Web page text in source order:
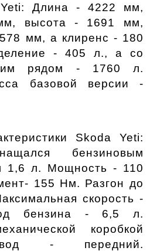
Длина - 4222 мм,
высота - 1691 мм,
мм, а клиренс - 180
- 405 л., а со
рядом - 1760 л.
базовой версии -
Skoda Yeti:
бензиновым
1,6 л. Мощность - 110
155 Нм. Разгон до
скорость -
бензина - 6,5 л.
коробкой
- передний.